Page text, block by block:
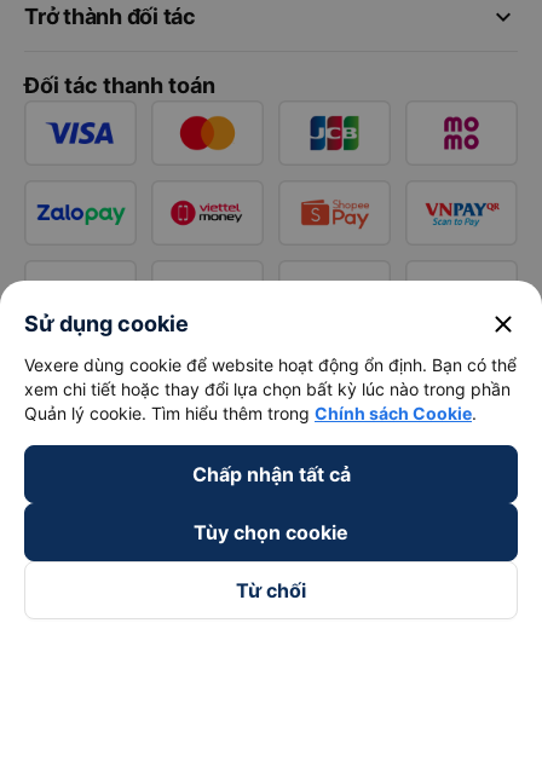
keyboard_arrow_down
Trở thành đối tác
Đối tác thanh toán
Sử dụng cookie close
Vexere dùng cookie để website hoạt động ổn định. Bạn có thể
xem chi tiết hoặc thay đổi lựa chọn bất kỳ lúc nào trong phần
Quản lý cookie. Tìm hiểu thêm trong Chính sách Cookie.
Chấp nhận tất cả
Tùy chọn cookie
Từ chối